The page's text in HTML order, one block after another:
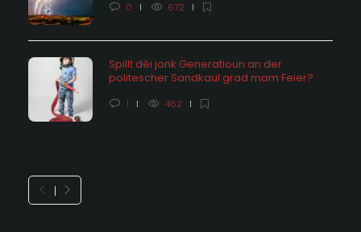
0 672
Spillt déi jonk Generatioun an der
politescher Sandkaul grad mam Feier?
1 462